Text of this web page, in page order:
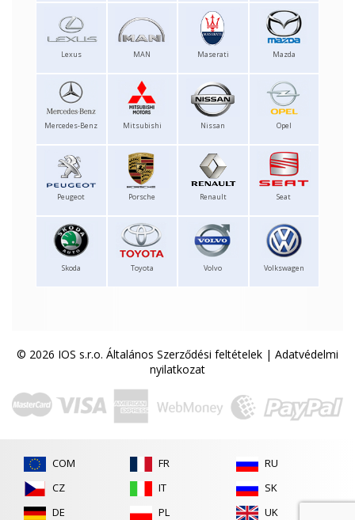
Lexus MAN Maserati Mazda
Mercedes-Benz Mitsubishi Nissan Opel
Peugeot Porsche Renault Seat
Skoda Toyota Volvo Volkswagen
© 2026 IOS s.r.o. Általános Szerződési feltételek | Adatvédelmi
nyilatkozat
COM
CZ
DE
FR
IT
PL
RU
SK
UK